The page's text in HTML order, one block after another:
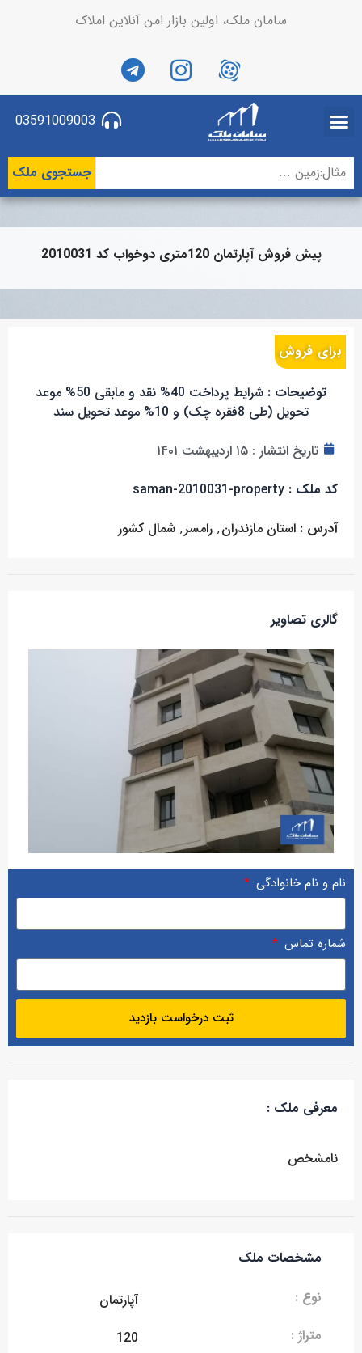
سامان ملک، اولین بازار امن آنلاین املاک
03591009003
جستجوی ملک
پیش فروش آپارتمان 120متری دوخواب کد 2010031
برای فروش
توضیحات :
شرایط پرداخت 40% نقد و مابقی 50% موعد
تحویل (طی 8فقره چک) و 10% موعد تحویل سند
تاریخ انتشار : ۱۵ اردیبهشت ۱۴۰۱
کد ملک : saman-2010031-property
آدرس : استان مازندران, رامسر, شمال کشور
گالری تصاویر
نام و نام خانوادگی
شماره تماس
ثبت درخواست بازدید
معرفی ملک :
نامشخص
مشخصات ملک
نوع :
آپارتمان
متراژ :
120